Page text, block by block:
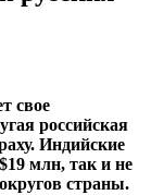
свое
российская
Индийские
млн, так и не
страны.